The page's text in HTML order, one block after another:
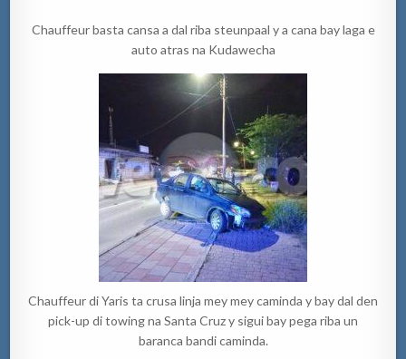
Chauffeur basta cansa a dal riba steunpaal y a cana bay laga e
auto atras na Kudawecha
Chauffeur di Yaris ta crusa linja mey mey caminda y bay dal den
pick-up di towing na Santa Cruz y sigui bay pega riba un
baranca bandi caminda.